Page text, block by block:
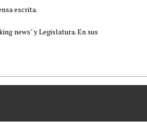
escrita.
news" y Legislatura. En sus